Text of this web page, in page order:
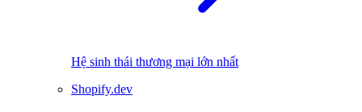
Hệ sinh thái thương mại lớn nhất
Shopify.dev